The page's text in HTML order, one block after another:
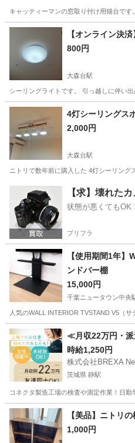
キャッティーマンの窓取り付け用猫台で
千葉 千葉市 大森台駅 その他
【オンライン決
800円
大森台駅
シーリングライトです。 引っ越しに伴い
千葉 千葉市 大森台駅 照明器
4灯シーリングス
2,000円
大森台駅
ニトリで数年前に購入した 4灯シーリン
大森台駅 照明
【求】壊れた
状態が悪くてもOK
プリフラ
【使用期間1年
ンドバー棚
15,000円
千葉ニュータウン中央
人気のWALL INTERIOR TVSTAND V5（
千葉 印西市 千葉ニュータウン中
≪月収22万円・
時給1,250円
株式会社BREXA
茨城県 静駅
コネクタ製造工場の検査や測定作業！日
茨城 常陸大宮市 静駅 その他
【美品】ニトリの
1,000円